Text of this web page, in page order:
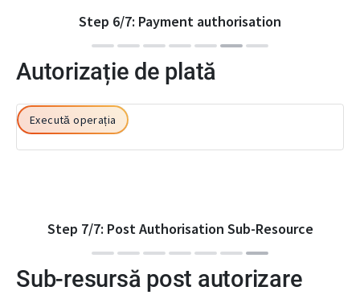
Step 6/7: Payment authorisation
Autorizație de plată
Execută operația
Step 7/7: Post Authorisation Sub-Resource
Sub-resursă post autorizare